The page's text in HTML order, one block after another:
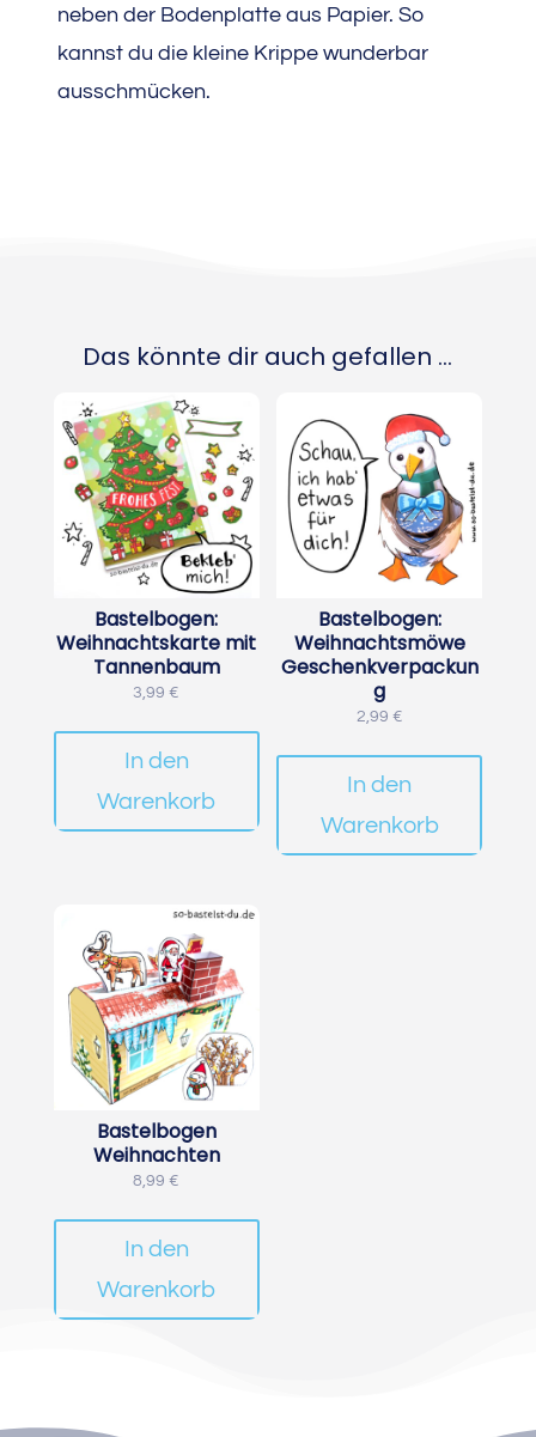
neben der Bodenplatte aus Papier. So
kannst du die kleine Krippe wunderbar
ausschmücken.
Das könnte dir auch gefallen …
Bastelbogen:
Weihnachtskarte mit
Tannenbaum
3,99€
In den
Warenkorb
Bastelbogen:
Weihnachtsmöwe
Geschenkverpackun
g
2,99 €
In den
Warenkorb
Bastelbogen
Weihnachten
8,99€
In den
Warenkorb